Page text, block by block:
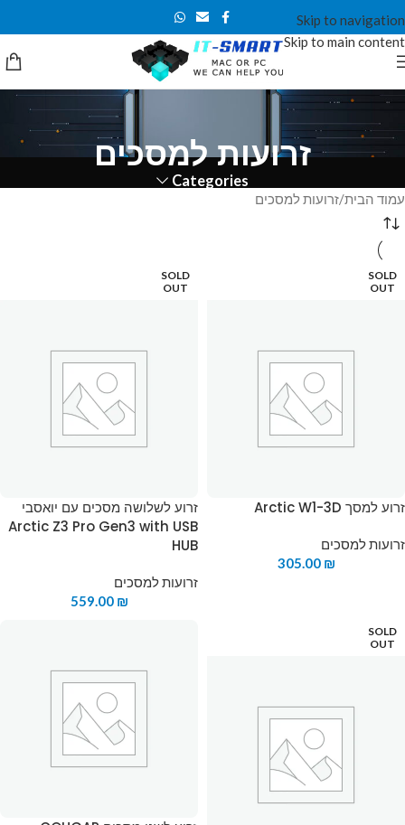
Skip to navigation
Skip to main content
זרועות למסכים
Categories
עמוד הבית זרועות למסכים
SOLD
OUT
זרוע למסך Arctic W1-3D
זרועות למסכים
305.00 ₪
SOLD
OUT
זרוע לשלושה מסכים עם יואסבי
Arctic Z3 Pro Gen3 with USB
HUB
זרועות למסכים
559.00 ₪
SOLD
OUT